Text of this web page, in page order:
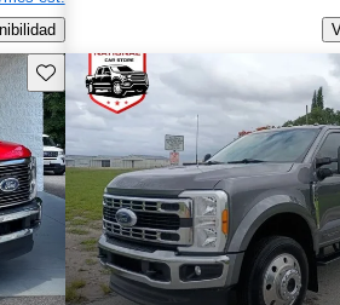
Guarda este Aviso